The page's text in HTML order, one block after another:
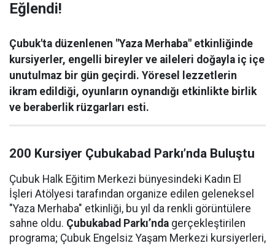
Eğlendi!
Çubuk'ta düzenlenen "Yaza Merhaba" etkinliğinde
kursiyerler, engelli bireyler ve aileleri doğayla iç içe
unutulmaz bir gün geçirdi. Yöresel lezzetlerin
ikram edildiği, oyunların oynandığı etkinlikte birlik
ve beraberlik rüzgarları esti.
200 Kursiyer Çubukabad Parkı’nda Buluştu
Çubuk Halk Eğitim Merkezi bünyesindeki Kadın El
İşleri Atölyesi tarafından organize edilen geleneksel
"Yaza Merhaba" etkinliği, bu yıl da renkli görüntülere
sahne oldu. Çubukabad Parkı’nda gerçekleştirilen
programa; Çubuk Engelsiz Yaşam Merkezi kursiyerleri,